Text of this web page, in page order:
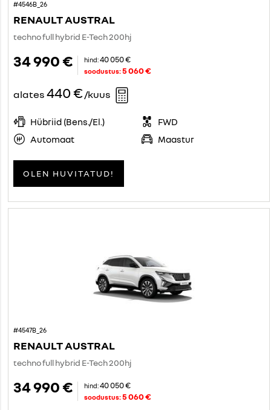
#4546B_26
RENAULT AUSTRAL
techno full hybrid E-Tech 200hj
34 990 € hind: 40 050 €
soodustus:5 060 €
alates 440 €/kuus
Hübriid (Bens./El.)
FWD
Automaat
Maastur
OLEN HUVITATUD!
#4547B_26
RENAULT AUSTRAL
techno full hybrid E-Tech 200hj
34 990 € hind: 40 050 €
soodustus:5 060 €